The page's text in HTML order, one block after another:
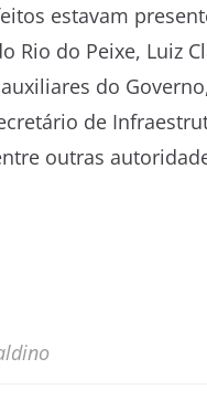
estavam
Rio do Peixe, Luiz
do
de
outras